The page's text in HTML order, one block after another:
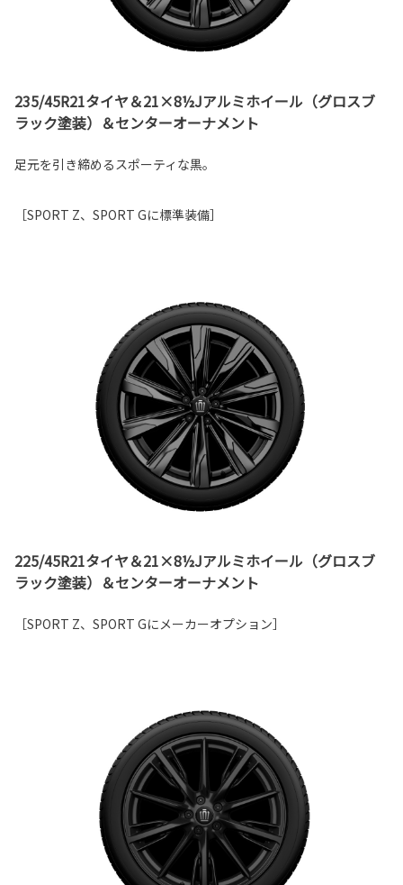
235/45R21タイヤ＆21×8½Jアルミホイール（グロスブ
ラック塗装）＆センターオーナメント
足元を引き締めるスポーティな黒。
［SPORT Z、SPORT Gに標準装備］
225/45R21タイヤ＆21×8½Jアルミホイール（グロスブ
ラック塗装）＆センターオーナメント
［SPORT Z、SPORT Gにメーカーオプション］